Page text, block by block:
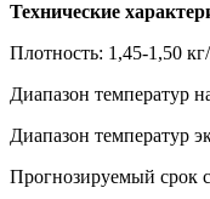
Технические
Плотность: 1,45-1,50
Диапазон температур
Диапазон температур
Прогнозируемый срок